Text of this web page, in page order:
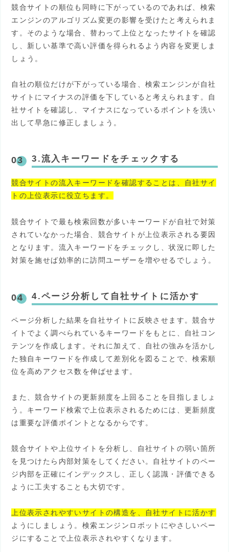
競合サイトの順位も同時に下がっているのであれば、検索
エンジンのアルゴリズム変更の影響を受けたと考えられま
す。そのような場合、替わって上位となったサイトを確認
し、新しい基準で高い評価を得られるよう内容を変更しま
しょう。
自社の順位だけが下がっている場合、検索エンジンが自社
サイトにマイナスの評価を下していると考えられます。自
社サイトを確認し、マイナスになっているポイントを洗い
出して早急に修正しましょう。
3.流入キーワードをチェックする
競合サイトの流入キーワードを確認することは、自社サイ
トの上位表示に役立ちます。
競合サイトで最も検索回数が多いキーワードが自社で対策
されていなかった場合、競合サイトが上位表示される要因
となります。流入キーワードをチェックし、状況に即した
対策を施せば効率的に訪問ユーザーを増やせるでしょう。
4.ページ分析して自社サイトに活かす
ページ分析した結果を自社サイトに反映させます。競合サ
イトでよく調べられているキーワードをもとに、自社コン
テンツを作成します。それに加えて、自社の強みを活かし
た独自キーワードを作成して差別化を図ることで、検索順
位を高めアクセス数を伸ばせます。
また、競合サイトの更新頻度を上回ることを目指しましょ
う。キーワード検索で上位表示されるためには、更新頻度
は重要な評価ポイントとなるからです。
競合サイトや上位サイトを分析し、自社サイトの弱い箇所
を見つけたら内部対策をしてください。自社サイトのペー
ジ内部を正確にインデックスし、正しく認識・評価できる
ように工夫することも大切です。
上位表示されやすいサイトの構造を、自社サイトに活かす
ようにしましょう。検索エンジンロボットにやさしいペー
ジにすることで上位表示されやすくなります。